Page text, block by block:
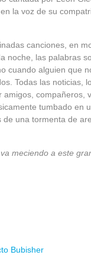
la voz de su
canciones, en
noche, las palabras
cuando alguien que
Todas las noticias,
compañeros,
tumbado en
una tormenta de
meciendo a este
Bubisher